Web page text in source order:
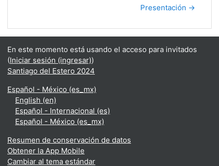
Presentación →
En este momento está usando el acceso para invitados
(Iniciar sesión (ingresar))
Santiago del Estero 2024
Español - México ‎(es_mx)‎
English ‎(en)‎
Español - Internacional ‎(es)‎
Español - México ‎(es_mx)‎
Resumen de conservación de datos
Obtener la App Mobile
Cambiar al tema estándar